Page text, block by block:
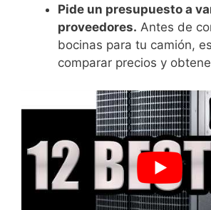
Pide un presupuesto a
proveedores. Antes de
bocinas para tu camión,
comparar precios y